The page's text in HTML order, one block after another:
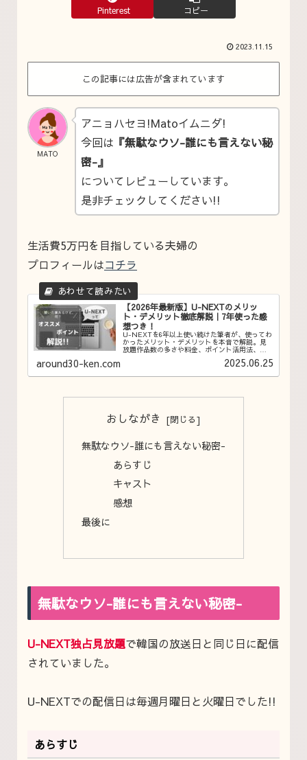
Pinterest コピー
2023.11.15
この記事には広告が含まれています
MATO
アニョハセヨ!Matoイムニダ!
今回は 『無駄なウソ-誰にも言えない秘
密-』
についてレビューしています。
是非チェックしてください!!
生活費5万円を目指している夫婦の
プロフィールはコチラ
【2026年最新版】U-NEXTのメリッ
ト・デメリット徹底解説｜7年使った感
想つき！
U-NEXTを6年以上使い続けた筆者が、使ってわ
かったメリット・デメリットを本音で解説。見
放題作品数の多さや料金、ポイント活用法、注
around30-ken.com 2025.06.25
おしながき
無駄なウソ-誰にも言えない秘密-
あらすじ
キャスト
感想
最後に
無駄なウソ-誰にも言えない秘密-
U-NEXT独占見放題で韓国の放送日と同じ日に配信
されていました。
U-NEXTでの配信日は毎週月曜日と火曜日でした!!
あらすじ